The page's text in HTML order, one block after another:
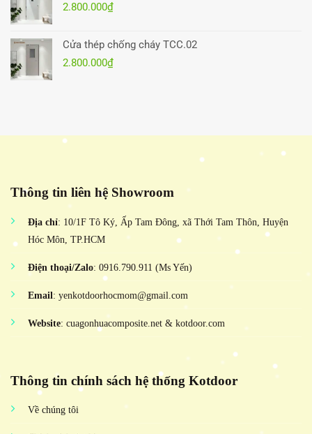
2.800.000₫
Cửa thép chống cháy TCC.02
2.800.000₫
Thông tin liên hệ Showroom
Địa chỉ: 10/1F Tô Ký, Ấp Tam Đông, xã Thới Tam Thôn, Huyện
Hóc Môn, TP.HCM
Điện thoại/Zalo: 0916.790.911 (Ms Yến)
Email: yenkotdoorhocmom@gmail.com
Website: cuagonhuacomposite.net & kotdoor.com
Thông tin chính sách hệ thống Kotdoor
Về chúng tôi